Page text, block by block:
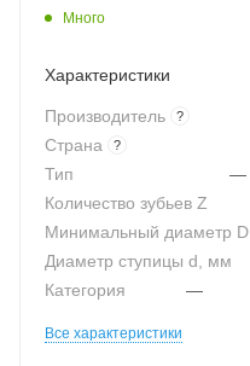
Много
Характеристики
Производитель ?
Страна
?
Тип
—
Количество зубьев Z
Минимальный диаметр
Диаметр ступицы d, мм
Категория
—
Все характеристики